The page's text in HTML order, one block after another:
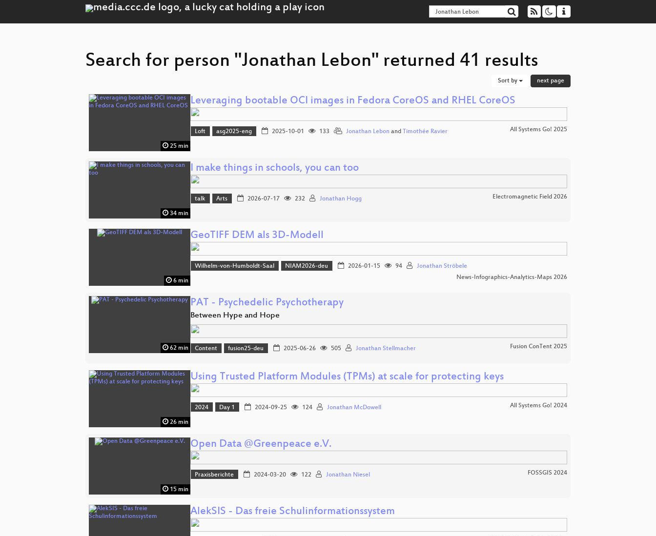
Search for person "Jonathan Lebon" returned 41 results
Sort by next page
25 min
Leveraging bootable OCI images in Fedora CoreOS and RHEL CoreOS
Loft asg2025-eng 2025-10-01 133 Jonathan Lebon and Timothée Ravier All Systems Go! 2025
34 min
I make things in schools, you can too
talk Arts 2026-07-17 232 Jonathan Hogg Electromagnetic Field 2026
6 min
GeoTIFF DEM als 3D-Modell
Wilhelm-von-Humboldt-Saal NIAM2026-deu 2026-01-15 94
Jonathan Ströbele
News-Infographics-Analytics-Maps 2026
62 min
PAT - Psychedelic Psychotherapy
Between Hype and Hope
Content fusion25-deu 2025-06-26 505 Jonathan Stellmacher Fusion ConTent 2025
26 min
Using Trusted Platform Modules (TPMs) at scale for protecting keys
2024 Day 1 2024-09-25 124 Jonathan McDowell All Systems Go! 2024
15 min
Open Data @Greenpeace e.V.
Praxisberichte 2024-03-20 122 Jonathan Niesel FOSSGIS 2024
AlekSIS - Das freie Schulinformationssystem